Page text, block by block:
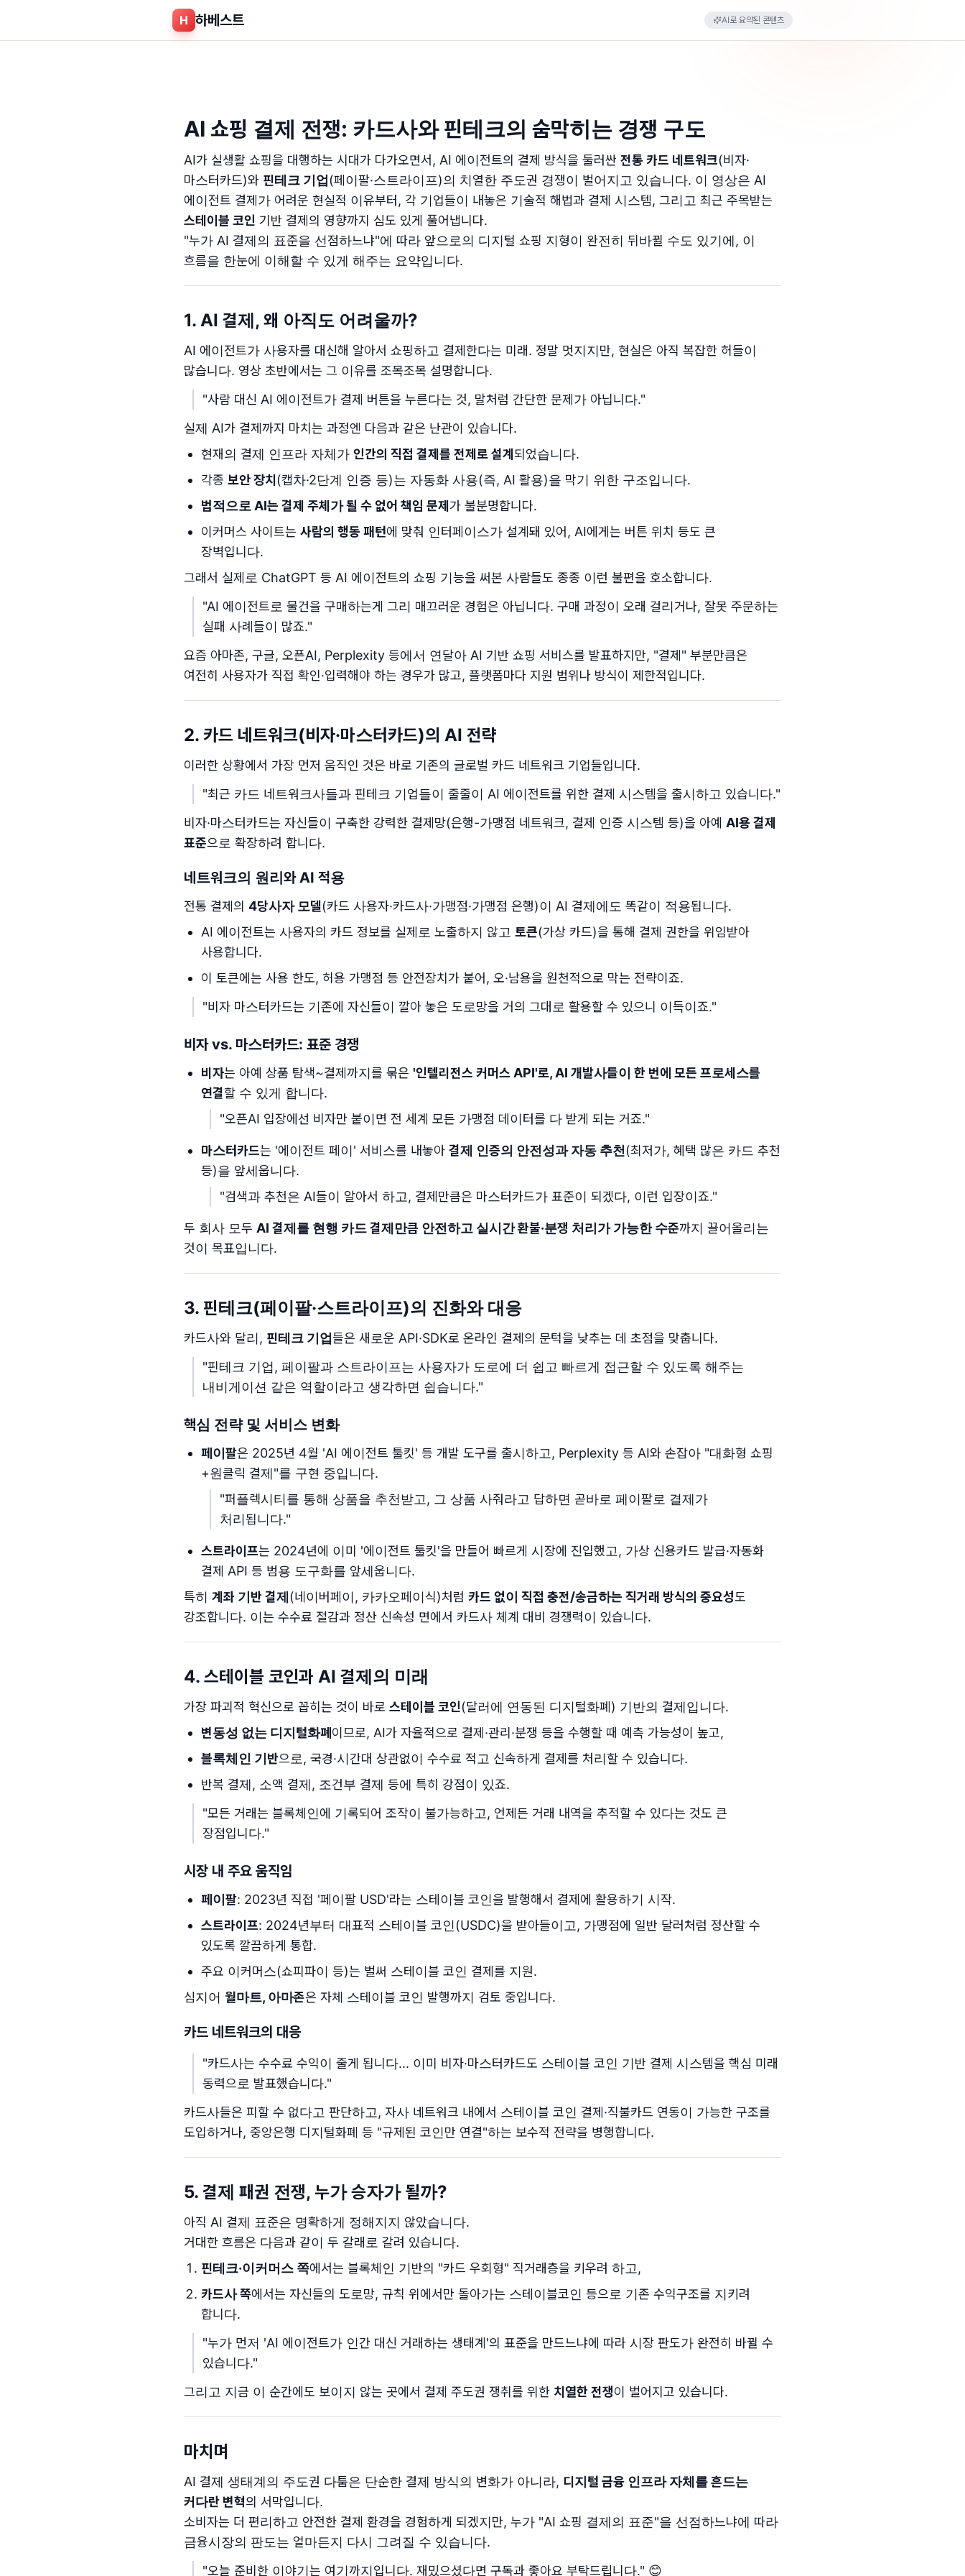
H 하베스트 AI로 요약된 콘텐츠
AI 쇼핑 결제 전쟁: 카드사와 핀테크의 숨막히는 경쟁 구도
AI가 실생활 쇼핑을 대행하는 시대가 다가오면서, AI 에이전트의 결제 방식을 둘러싼 전통 카드 네트워크(비자·
마스터카드)와 핀테크 기업 (페이팔·스트라이프)의 치열한 주도권 경쟁이 벌어지고 있습니다. 이 영상은 AI
에이전트 결제가 어려운 현실적 이유부터, 각 기업들이 내놓은 기술적 해법과 결제 시스템, 그리고 최근 주목받는
스테이블 코인 기반 결제의 영향까지 심도 있게 풀어냅니다.
"누가 AI 결제의 표준을 선점하느냐"에 따라 앞으로의 디지털 쇼핑 지형이 완전히 뒤바뀔 수도 있기에, 이
흐름을 한눈에 이해할 수 있게 해주는 요약입니다.
1. AI 결제, 왜 아직도 어려울까?
AI 에이전트가 사용자를 대신해 알아서 쇼핑하고 결제한다는 미래. 정말 멋지지만, 현실은 아직 복잡한 허들이
많습니다. 영상 초반에서는 그 이유를 조목조목 설명합니다.
"사람 대신 AI 에이전트가 결제 버튼을 누른다는 것, 말처럼 간단한 문제가 아닙니다."
실제 AI가 결제까지 마치는 과정엔 다음과 같은 난관이 있습니다.
현재의 결제 인프라 자체가 인간의 직접 결제를 전제로 설계 되었습니다.
각종 보안 장치 (캡차·2단계 인증 등)는 자동화 사용(즉, AI 활용)을 막기 위한 구조입니다.
법적으로 AI는 결제 주체가 될 수 없어 책임 문제 가 불분명합니다.
이커머스 사이트는 사람의 행동 패턴에 맞춰 인터페이스가 설계돼 있어, AI에게는 버튼 위치 등도 큰
장벽입니다.
그래서 실제로 ChatGPT 등 AI 에이전트의 쇼핑 기능을 써본 사람들도 종종 이런 불편을 호소합니다.
"AI 에이전트로 물건을 구매하는게 그리 매끄러운 경험은 아닙니다. 구매 과정이 오래 걸리거나, 잘못 주문하는
실패 사례들이 많죠."
요즘 아마존, 구글, 오픈AI, Perplexity 등에서 연달아 AI 기반 쇼핑 서비스를 발표하지만, "결제" 부분만큼은
여전히 사용자가 직접 확인·입력해야 하는 경우가 많고, 플랫폼마다 지원 범위나 방식이 제한적입니다.
2. 카드 네트워크(비자·마스터카드)의 AI 전략
이러한 상황에서 가장 먼저 움직인 것은 바로 기존의 글로벌 카드 네트워크 기업들입니다.
"최근 카드 네트워크사들과 핀테크 기업들이 줄줄이 AI 에이전트를 위한 결제 시스템을 출시하고 있습니다."
비자·마스터카드는 자신들이 구축한 강력한 결제망(은행-가맹점 네트워크, 결제 인증 시스템 등)을 아예 AI용 결제
표준으로 확장하려 합니다.
네트워크의 원리와 AI 적용
전통 결제의 4당사자 모델(카드 사용자·카드사·가맹점·가맹점 은행)이 AI 결제에도 똑같이 적용됩니다.
AI 에이전트는 사용자의 카드 정보를 실제로 노출하지 않고 토큰(가상 카드)을 통해 결제 권한을 위임받아
사용합니다.
이 토큰에는 사용 한도, 허용 가맹점 등 안전장치가 붙어, 오·남용을 원천적으로 막는 전략이죠.
"비자 마스터카드는 기존에 자신들이 깔아 놓은 도로망을 거의 그대로 활용할 수 있으니 이득이죠."
비자 vs. 마스터카드: 표준 경쟁
비자는 아예 상품 탐색~결제까지를 묶은 '인텔리전스 커머스 API'로, AI 개발사들이 한 번에 모든 프로세스를
연결할 수 있게 합니다.
"오픈AI 입장에선 비자만 붙이면 전 세계 모든 가맹점 데이터를 다 받게 되는 거죠."
마스터카드는 '에이전트 페이' 서비스를 내놓아 결제 인증의 안전성과 자동 추천 (최저가, 혜택 많은 카드 추천
등)을 앞세웁니다.
"검색과 추천은 AI들이 알아서 하고, 결제만큼은 마스터카드가 표준이 되겠다, 이런 입장이죠."
두 회사 모두 AI 결제를 현행 카드 결제만큼 안전하고 실시간 환불·분쟁 처리가 가능한 수준까지 끌어올리는
것이 목표입니다.
3. 핀테크(페이팔·스트라이프)의 진화와 대응
카드사와 달리, 핀테크 기업들은 새로운 API·SDK로 온라인 결제의 문턱을 낮추는 데 초점을 맞춥니다.
"핀테크 기업, 페이팔과 스트라이프는 사용자가 도로에 더 쉽고 빠르게 접근할 수 있도록 해주는
내비게이션 같은 역할이라고 생각하면 쉽습니다."
핵심 전략 및 서비스 변화
페이팔은 2025년 4월 'AI 에이전트 툴킷' 등 개발 도구를 출시하고, Perplexity 등 AI와 손잡아 "대화형 쇼핑
+원클릭 결제"를 구현 중입니다.
"퍼플렉시티를 통해 상품을 추천받고, 그 상품 사줘라고 답하면 곧바로 페이팔로 결제가
처리됩니다."
스트라이프는 2024년에 이미 '에이전트 툴킷'을 만들어 빠르게 시장에 진입했고, 가상 신용카드 발급·자동화
결제 API 등 범용 도구화를 앞세웁니다.
특히 계좌 기반 결제 (네이버페이, 카카오페이식)처럼 카드 없이 직접 충전/송금하는 직거래 방식의 중요성도
강조합니다. 이는 수수료 절감과 정산 신속성 면에서 카드사 체계 대비 경쟁력이 있습니다.
4. 스테이블 코인과 AI 결제의 미래
가장 파괴적 혁신으로 꼽히는 것이 바로 스테이블 코인(달러에 연동된 디지털화폐) 기반의 결제입니다.
변동성 없는 디지털화폐 이므로, AI가 자율적으로 결제·관리·분쟁 등을 수행할 때 예측 가능성이 높고,
블록체인 기반으로, 국경·시간대 상관없이 수수료 적고 신속하게 결제를 처리할 수 있습니다.
반복 결제, 소액 결제, 조건부 결제 등에 특히 강점이 있죠.
"모든 거래는 블록체인에 기록되어 조작이 불가능하고, 언제든 거래 내역을 추적할 수 있다는 것도 큰
장점입니다."
시장 내 주요 움직임
페이팔: 2023년 직접 '페이팔 USD'라는 스테이블 코인을 발행해서 결제에 활용하기 시작.
스트라이프: 2024년부터 대표적 스테이블 코인(USDC)을 받아들이고, 가맹점에 일반 달러처럼 정산할 수
있도록 깔끔하게 통합.
주요 이커머스(쇼피파이 등)는 벌써 스테이블 코인 결제를 지원.
심지어 월마트, 아마존은 자체 스테이블 코인 발행까지 검토 중입니다.
카드 네트워크의 대응
"카드사는 수수료 수익이 줄게 됩니다... 이미 비자·마스터카드도 스테이블 코인 기반 결제 시스템을 핵심 미래
동력으로 발표했습니다."
카드사들은 피할 수 없다고 판단하고, 자사 네트워크 내에서 스테이블 코인 결제·직불카드 연동이 가능한 구조를
도입하거나, 중앙은행 디지털화폐 등 "규제된 코인만 연결"하는 보수적 전략을 병행합니다.
5. 결제 패권 전쟁, 누가 승자가 될까?
아직 AI 결제 표준은 명확하게 정해지지 않았습니다.
거대한 흐름은 다음과 같이 두 갈래로 갈려 있습니다.
핀테크·이커머스 쪽에서는 블록체인 기반의 "카드 우회형" 직거래층을 키우려 하고,
카드사 쪽에서는 자신들의 도로망, 규칙 위에서만 돌아가는 스테이블코인 등으로 기존 수익구조를 지키려
합니다.
"누가 먼저 'AI 에이전트가 인간 대신 거래하는 생태계'의 표준을 만드느냐에 따라 시장 판도가 완전히 바뀔 수
있습니다."
그리고 지금 이 순간에도 보이지 않는 곳에서 결제 주도권 쟁취를 위한 치열한 전쟁이 벌어지고 있습니다.
마치며
AI 결제 생태계의 주도권 다툼은 단순한 결제 방식의 변화가 아니라, 디지털 금융 인프라 자체를 흔드는
커다란 변혁의 서막입니다.
소비자는 더 편리하고 안전한 결제 환경을 경험하게 되겠지만, 누가 "AI 쇼핑 결제의 표준"을 선점하느냐에 따라
금융시장의 판도는 얼마든지 다시 그려질 수 있습니다.
"오늘 준비한 이야기는 여기까지입니다. 재밌으셨다면 구독과 좋아요 부탁드립니다." 😊